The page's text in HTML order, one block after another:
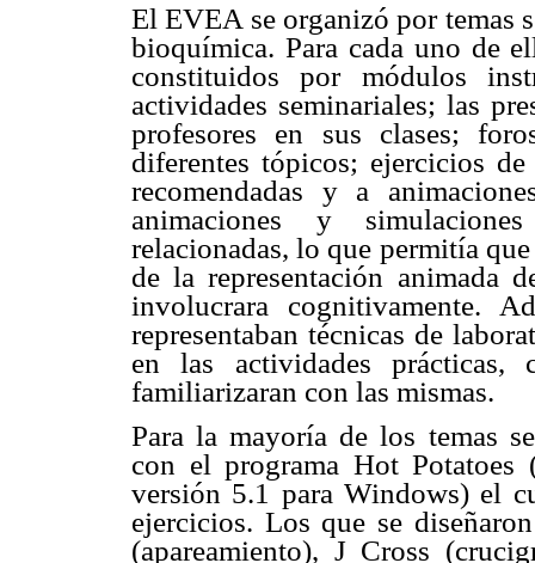
El EVEA se organizó por temas
bioquímica. Para cada uno de
constituidos por módulos
actividades seminariales; las
profesores en sus clases;
diferentes tópicos; ejercicios
recomendadas y a
animaciones y
relacionadas, lo que permitía
de la representación animada
involucrara cognitivamente.
representaban técnicas de
en las actividades
familiarizaran con las mismas.
Para la mayoría de los temas
con el programa Hot
versión 5.1 para Windows) el
ejercicios. Los que se
(apareamiento), J Cross